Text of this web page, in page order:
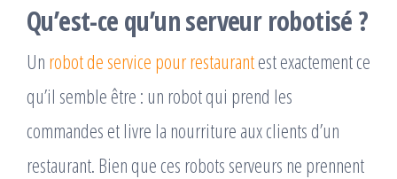
Qu’est-ce qu’un serveur robotisé ?
Un robot de service pour restaurantest exactement ce
qu’il semble être : un robot qui prend les
commandes et livre la nourriture aux clients d’un
restaurant. Bien que ces robots serveurs ne prennent